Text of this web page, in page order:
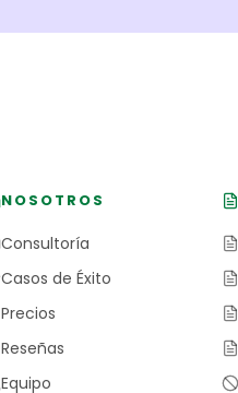
NOSOTROS
Consultoría
Casos de Éxito
Precios
Reseñas
Equipo